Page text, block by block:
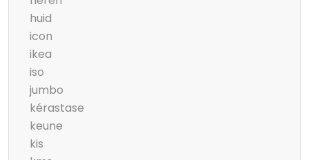
huid
icon
ikea
iso
jumbo
kérastase
keune
kis